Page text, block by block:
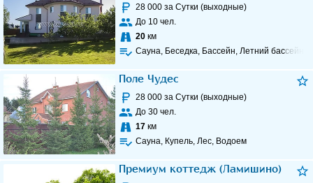
28 000 за Сутки (выходные)
До 10 чел.
20 км
Сауна, Беседка, Бассейн, Летний бассейн
Поле Чудес
28 000 за Сутки (выходные)
До 30 чел.
17 км
Сауна, Купель, Лес, Водоем
Премиум коттедж (Ламишино)